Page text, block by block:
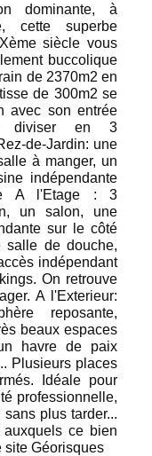
dominante, à
cette superbe
siècle vous
buccolique
de 2370m2 en
de 300m2 se
avec son entrée
diviser en 3
de-Jardin: une
à manger, un
indépendante
A l'Etage : 3
un salon, une
sur le côté
salle de douche,
indépendant
On retrouve
A l'Exterieur:
reposante,
beaux espaces
havre de paix
Plusieurs places
Idéale pour
professionnelle,
plus tarder...
ce bien
site Géorisques